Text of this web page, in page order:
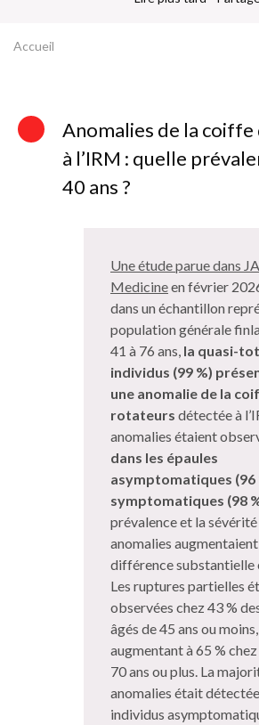
Fil
Accueil
Anomalies de la
à l’IRM : quelle
40 ans ?
Une étude parue dans
Medicineen février
dans un échantillon
population générale
41 à 76 ans, la quasi-
individus (99 %)
une anomalie de la
rotateurs détectée à
anomalies étaient
dans les épaules
asymptomatiques (96
symptomatiques (98
prévalence et la sévérité
anomalies augmentaient
différence substantielle
Les ruptures partielles
observées chez 43 %
âgés de 45 ans ou
augmentant à 65 %
70 ans ou plus. La
anomalies était
individus